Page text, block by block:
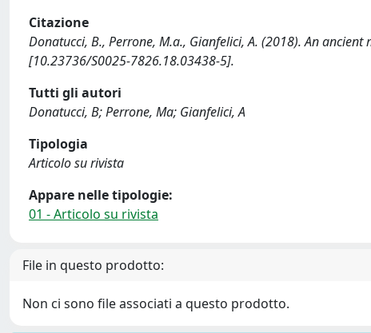
Citazione
Donatucci, B., Perrone, M.a., Gianfelici, A. (2018). An ancient
[10.23736/S0025-7826.18.03438-5].
Tutti gli autori
Donatucci, B; Perrone, Ma; Gianfelici, A
Tipologia
Articolo su rivista
Appare nelle tipologie:
01 - Articolo su rivista
File in questo prodotto:
Non ci sono file associati a questo prodotto.